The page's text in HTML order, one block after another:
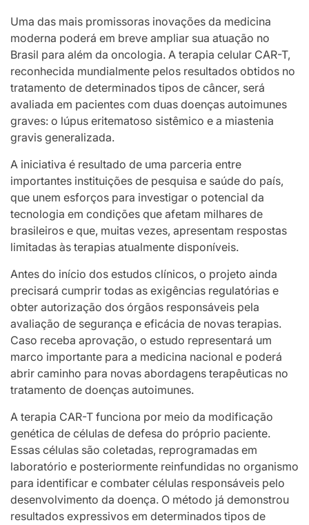
Uma das mais promissoras inovações da medicina
moderna poderá em breve ampliar sua atuação no
Brasil para além da oncologia. A terapia celular CAR-T,
reconhecida mundialmente pelos resultados obtidos no
tratamento de determinados tipos de câncer, será
avaliada em pacientes com duas doenças autoimunes
graves: o lúpus eritematoso sistêmico e a miastenia
gravis generalizada.
A iniciativa é resultado de uma parceria entre
importantes instituições de pesquisa e saúde do país,
que unem esforços para investigar o potencial da
tecnologia em condições que afetam milhares de
brasileiros e que, muitas vezes, apresentam respostas
limitadas às terapias atualmente disponíveis.
Antes do início dos estudos clínicos, o projeto ainda
precisará cumprir todas as exigências regulatórias e
obter autorização dos órgãos responsáveis pela
avaliação de segurança e eficácia de novas terapias.
Caso receba aprovação, o estudo representará um
marco importante para a medicina nacional e poderá
abrir caminho para novas abordagens terapêuticas no
tratamento de doenças autoimunes.
A terapia CAR-T funciona por meio da modificação
genética de células de defesa do próprio paciente.
Essas células são coletadas, reprogramadas em
laboratório e posteriormente reinfundidas no organismo
para identificar e combater células responsáveis pelo
desenvolvimento da doença. O método já demonstrou
resultados expressivos em determinados tipos de